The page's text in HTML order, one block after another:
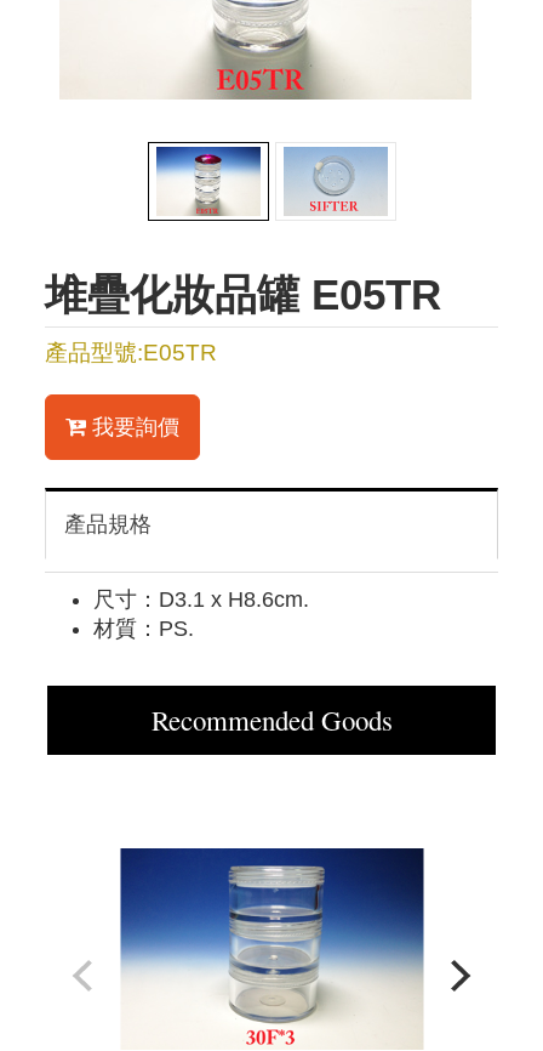
堆疊化妝品罐 E05TR
產品型號:E05TR
我要詢價
產品規格
尺寸：D3.1 x H8.6cm.
材質：PS.
Recommended Goods